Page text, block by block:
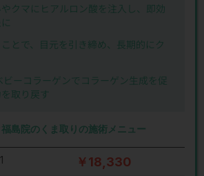
クマにヒアルロン酸を注入し、即効
とで、目元を引き締め、長期的にク
ビーコラーゲンでコラーゲン生成を促
取り戻す
島院のくま取りの施術メニュー
￥18,330